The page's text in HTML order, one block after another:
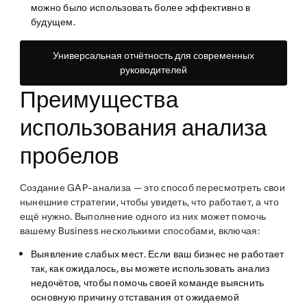
можно было использовать более эффективно в
будущем.
Универсальная отчётность для современных
руководителей
Преимущества
использования анализа
пробелов
Создание GAP-анализа — это способ пересмотреть свои
нынешние стратегии, чтобы увидеть, что работает, а что
ещё нужно. Выполнение одного из них может помочь
вашему Business несколькими способами, включая:
Выявление слабых мест. Если ваш бизнес не работает
так, как ожидалось, вы можете использовать анализ
недочётов, чтобы помочь своей команде выяснить
основную причину отставания от ожидаемой